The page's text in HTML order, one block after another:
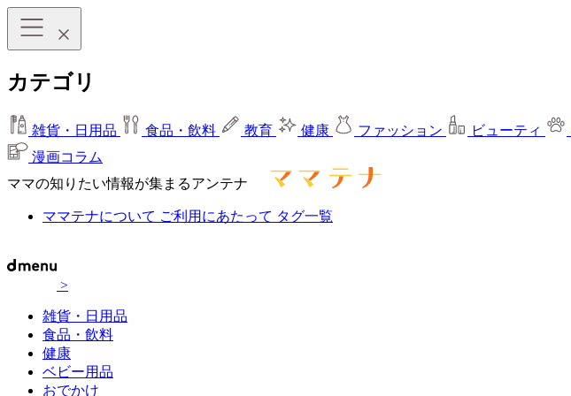
カテゴリ
雑貨・日用品 食品・飲料 教育 健康 ファッション ビューティ
漫画コラム
ママの知りたい情報が集まるアンテナ
ママテナについて ご利用にあたって タグ一覧
>
雑貨・日用品
食品・飲料
健康
ベビー用品
おでかけ